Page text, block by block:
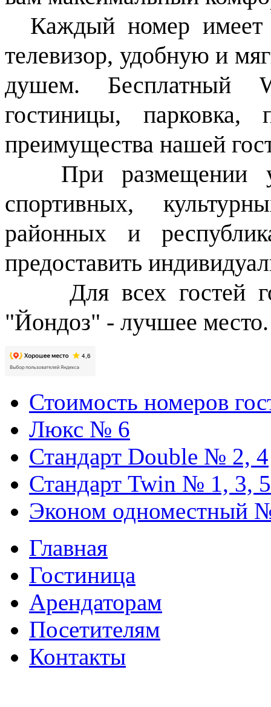
Каждый номер имеет
телевизор, удобную и
душем. Бесплатный
гостиницы,
преимущества нашей
При размещении
спортивных,
районных и
предоставить
Для всех гостей
"Йондоз" - лучшее место.
Стоимость номеров
Люкс № 6
Стандарт Double № 2, 4
Стандарт Twin № 1, 3, 5
Эконом одноместный
Главная
Гостиница
Арендаторам
Посетителям
Контакты